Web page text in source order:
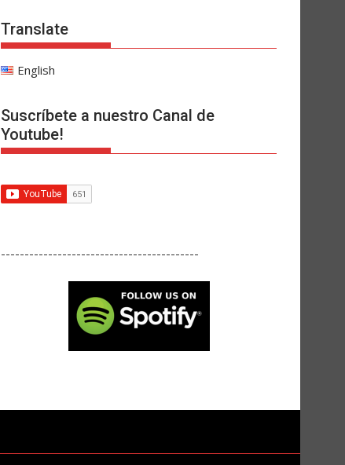
Translate
English
Suscríbete a nuestro Canal de
Youtube!
------------------------------------------